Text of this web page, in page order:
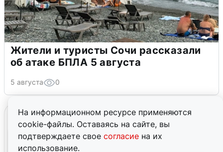
На информационном ресурсе применяются
cookie-файлы. Оставаясь на сайте, вы
подтверждаете свое согласие на их
использование.
Жители и туристы Сочи рассказали
об атаке БПЛА 5 августа
5 августа 0